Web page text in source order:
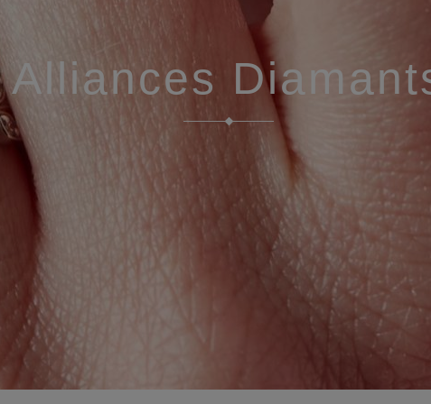
Alliances